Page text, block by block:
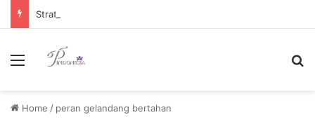
Menu
Home / peran gelandang bertahan